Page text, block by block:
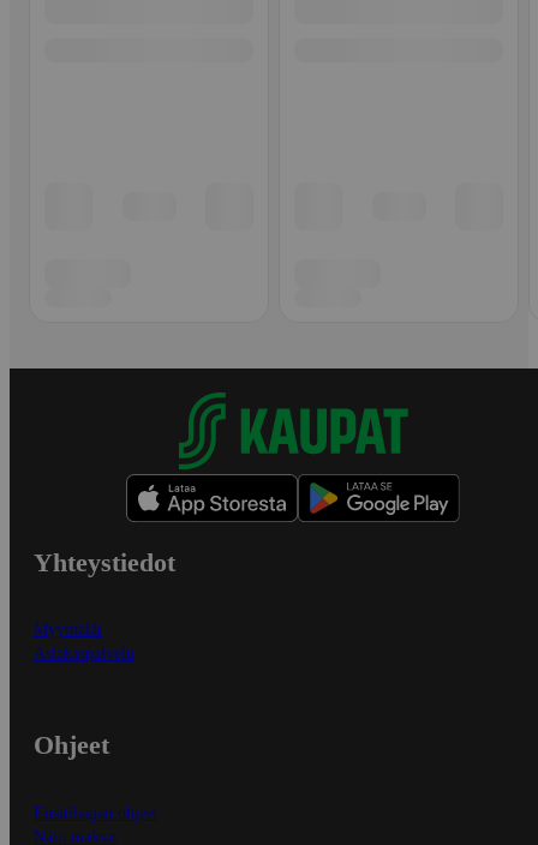
Yhteystiedot
Myymälät
Asiakaspalvelu
Ohjeet
Ensitilaajan ohjeet
Näin maksat